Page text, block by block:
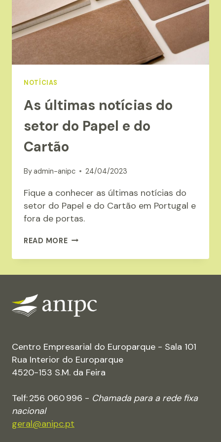
NOTÍCIAS
As últimas notícias do
setor do Papel e do
Cartão
Byadmin-anipc 24/04/2023
Fique a conhecer as últimas notícias do
setor do Papel e do Cartão em Portugal e
fora de portas.
READ MOREAS
DO
PAPEL
CARTÃO
Centro Empresarial do Europarque - Sala 101
Rua Interior do Europarque
4520-153 S.M. da Feira
Telf: 256 060 996 - Chamada para a rede fixa
nacional
geral@anipc.pt